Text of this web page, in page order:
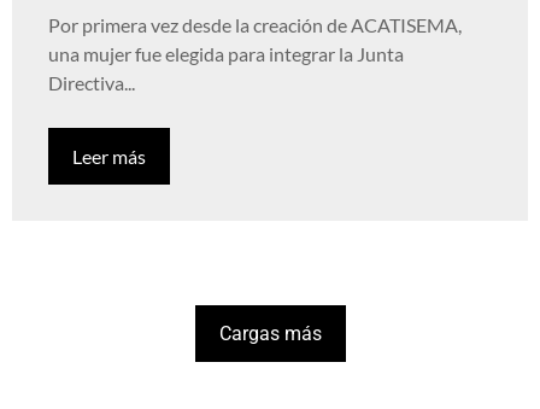
Por primera vez desde la creación de ACATISEMA,
una mujer fue elegida para integrar la Junta
Directiva...
Leer más
Cargas más